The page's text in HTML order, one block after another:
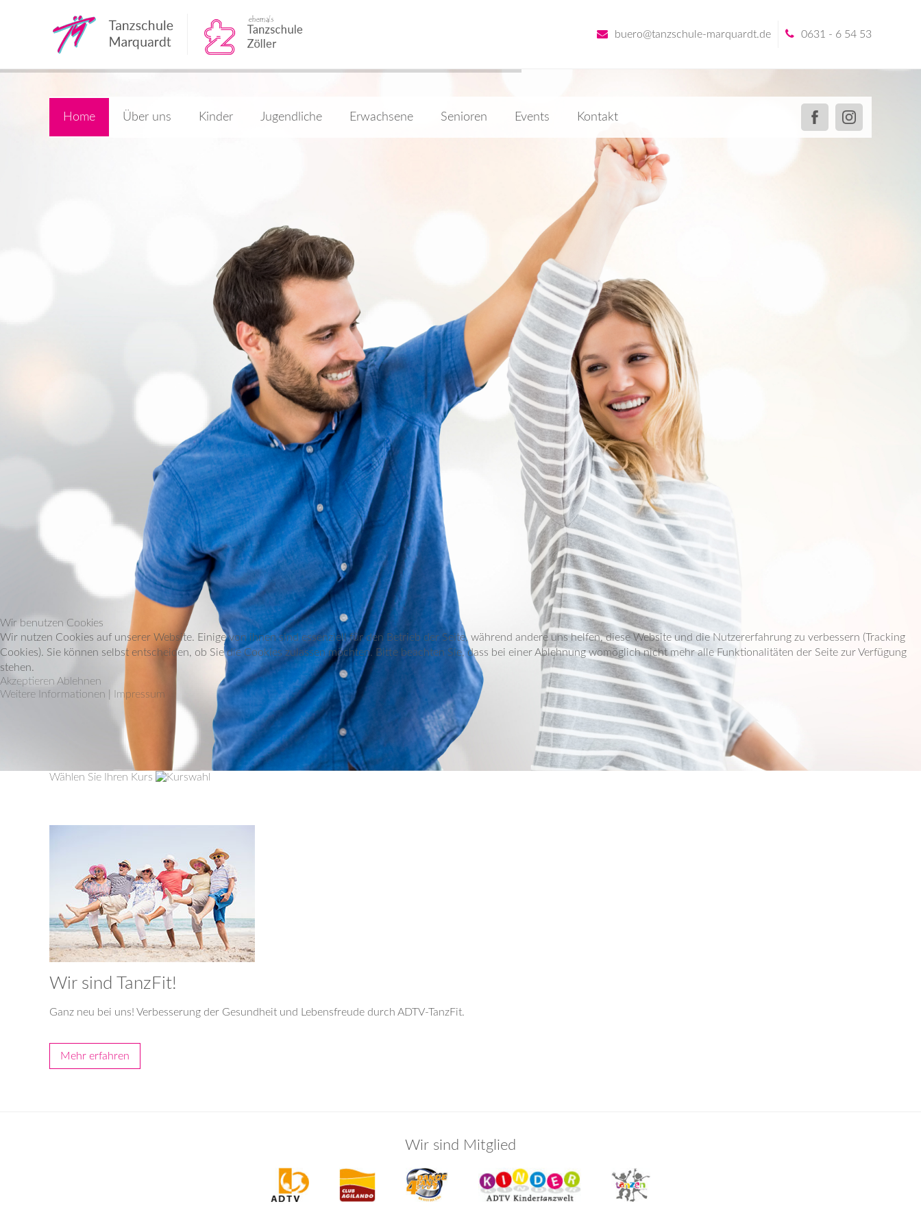
0631 - 6 54 53
buero@tanzschule-marquardt.de
Home Über uns Kinder Jugendliche Erwachsene Senioren Events Kontakt
Wählen Sie Ihren Kurs
Wir sind TanzFit!
Ganz neu bei uns! Verbesserung der Gesundheit und Lebensfreude durch ADTV-TanzFit.
Mehr erfahren
Wir sind Mitglied
Wir benutzen Cookies
Wir nutzen Cookies auf unserer Website. Einige von ihnen sind essenziell für den Betrieb der Seite, während andere uns helfen, diese Website und die Nutzererfahrung zu verbessern (Tracking
Cookies). Sie können selbst entscheiden, ob Sie die Cookies zulassen möchten. Bitte beachten Sie, dass bei einer Ablehnung womöglich nicht mehr alle Funktionalitäten der Seite zur Verfügung
stehen.
Akzeptieren Ablehnen
Weitere Informationen
Impressum